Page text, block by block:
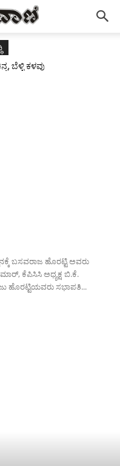
ಬೆಳ್ಳಿ ಕಳವು
ಬಸವರಾಜ ಹೊರಟ್ಟಿ ಅವರು
ಕೆಪಿಸಿಸಿ ಅಧ್ಯಕ್ಷ ಬಿ.ಕೆ.
ಹೊರಟ್ಟಿಯವರು ಸಭಾಪತಿ...